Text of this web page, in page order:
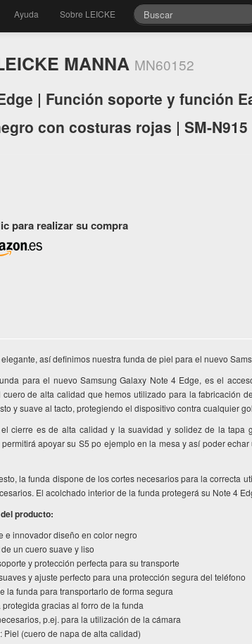
Ayuda Sobre LEICKE
MANNA MN60152
| Función soporte y función
con costuras rojas | SM-N915
para realizar su compra
así definimos nuestra funda de piel para el nuevo
para el nuevo Samsung Galaxy Note 4 Edge, es el
de alta calidad que hemos utilizado para la fabricación
y suave al tacto, protegiendo el dispositivo contra cualquier
cierre es de alta calidad y la suavidad y solidez de la tapa
apoyar su S5 po ejemplo en la mesa y así poder
la funda dispone de los cortes necesarios para la correcta
El acolchado interior de la funda protegerá su Note 4
producto:
e innovador diseño en color negro
un cuero suave y liso
y protección perfecta para su transporte
y ajuste perfecto para una protección segura del teléfono
la funda para transportarlo de forma segura
protegida gracias al forro de la funda
p.ej. para la utilización de la cámara
Piel (cuero de napa de alta calidad)